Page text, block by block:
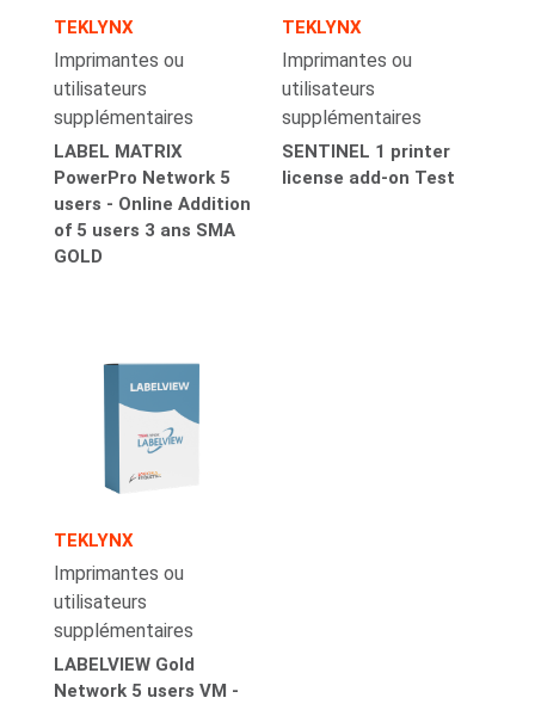
TEKLYNX
Imprimantes ou
utilisateurs
supplémentaires
LABEL MATRIX
PowerPro Network 5
users - Online Addition
of 5 users 3 ans SMA
GOLD
TEKLYNX
Imprimantes ou
utilisateurs
supplémentaires
SENTINEL 1 printer
license add-on Test
TEKLYNX
Imprimantes ou
utilisateurs
supplémentaires
LABELVIEW Gold
Network 5 users VM -